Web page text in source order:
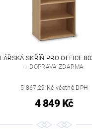
SKŘÍŇ PRO OFFICE
+ DOPRAVA ZDARMA
5 867,29 Kč včetně DPH
4 849 Kč